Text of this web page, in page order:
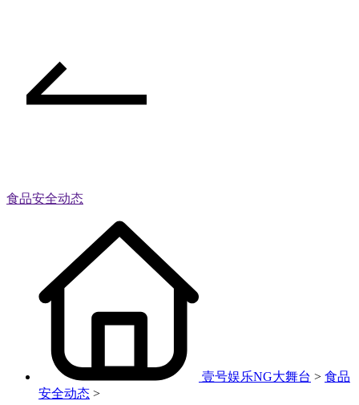
食品安全动态
壹号娱乐NG大舞台 > 食品
安全动态 >